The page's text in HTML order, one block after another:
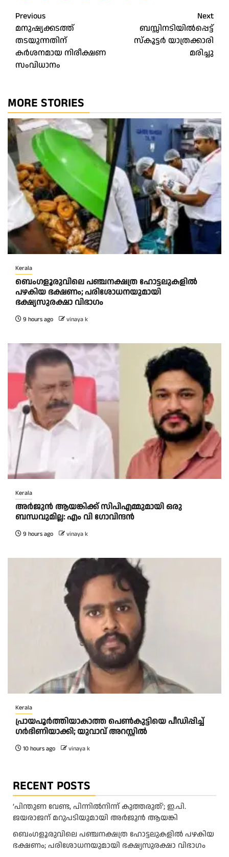
Post
navigation
Previous
മനുഷ്യക്കടത്ത്
തടയുന്നതിന്
കര്‍ശനമായ നിരീക്ഷണ
സംവിധാനം
Next
ബസ്സിനടിയിൽപ്പെട്ട്
സ്‌കൂട്ടർ യാത്രക്കാരി
മരിച്ചു
MORE STORIES
Kerala
ബെംഗളൂരുവിലെ പഞ്ചനക്ഷത്ര ഹോട്ടലുകളിൽ
പഴകിയ ഭക്ഷണം; പരിശോധനയുമായി
ഭക്ഷ്യസുരക്ഷാ വിഭാഗം
9 hours ago vinaya k
Kerala
അര്‍ജുന്‍ ആയങ്കിക്ക് സിപിഎമ്മുമായി ഒരു
ബന്ധവുമില്ല: എം വി ഗോവിന്ദന്‍
9 hours ago vinaya k
Kerala
പ്രായപൂർത്തിയാകാത്ത പെൺകുട്ടിയെ പീഡിപ്പിച്ച്
ഗർഭിണിയാക്കി; യുവാവ് അറസ്റ്റിൽ
10 hours ago vinaya k
RECENT POSTS
‘പിന്തുണ വേണ്ട, പിന്നിൽനിന്ന് കുത്തരുത്’; ഇ.പി.
ജയരാജന് മറുപടിയുമായി അർജുൻ ആയങ്കി
ബെംഗളൂരുവിലെ പഞ്ചനക്ഷത്ര ഹോട്ടലുകളിൽ പഴകിയ
ഭക്ഷണം; പരിശോധനയുമായി ഭക്ഷ്യസുരക്ഷാ വിഭാഗം